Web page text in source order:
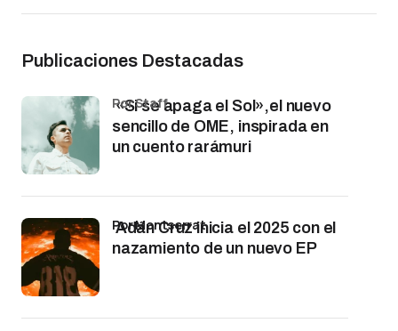
Publicaciones Destacadas
«Si se apaga el Sol»,el nuevo
sencillo de OME, inspirada en
un cuento rarámuri
por Staff
Adán Cruz inicia el 2025 con el
nazamiento de un nuevo EP
por Montserrat